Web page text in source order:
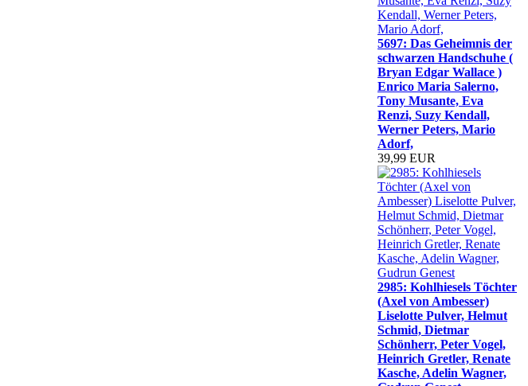
5697: Das Geheimnis der
schwarzen Handschuhe (
Bryan Edgar Wallace )
Enrico Maria Salerno,
Tony Musante, Eva
Renzi, Suzy Kendall,
Werner Peters, Mario
Adorf,
39,99 EUR
2985: Kohlhiesels Töchter
(Axel von Ambesser)
Liselotte Pulver, Helmut
Schmid, Dietmar
Schönherr, Peter Vogel,
Heinrich Gretler, Renate
Kasche, Adelin Wagner,